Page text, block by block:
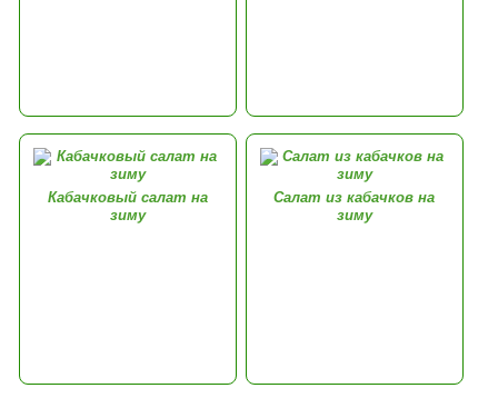
Кабачковый салат на
зиму
Салат из кабачков на
зиму